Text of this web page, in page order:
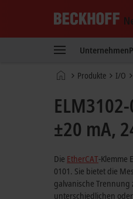
New
Technology
Unternehmen
StartseiteProdukte I/O
±20 mA,
Die EtherCAT-Klemme
0101. Sie bietet die
galvanische
unterschiedlichen